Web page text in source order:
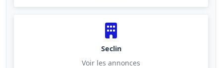
Seclin
Voir les annonces